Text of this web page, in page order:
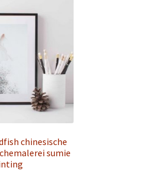
chinesische
sumie